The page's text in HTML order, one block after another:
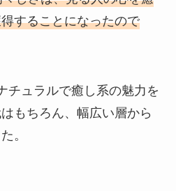
することになったので
チュラルで癒し系の魅力を
もちろん、幅広い層から
。